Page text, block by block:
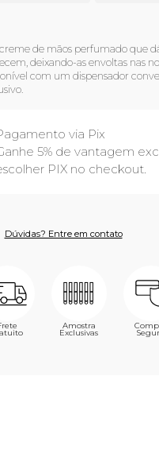
de mãos perfumado que
deixando-as envoltas nas
com um dispensador
via Pix
5% de vantagem
PIX no checkout.
Dúvidas? Entre em contato
Amostra
Exclusivas